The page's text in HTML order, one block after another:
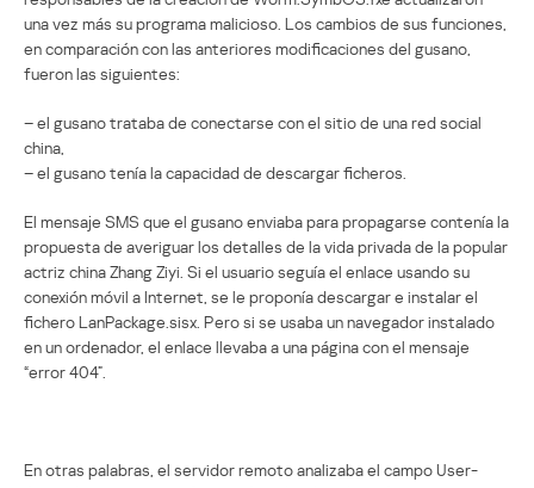
una vez más su programa malicioso. Los cambios de sus funciones,
en comparación con las anteriores modificaciones del gusano,
fueron las siguientes:
– el gusano trataba de conectarse con el sitio de una red social
china,
– el gusano tenía la capacidad de descargar ficheros.
El mensaje SMS que el gusano enviaba para propagarse contenía la
propuesta de averiguar los detalles de la vida privada de la popular
actriz china Zhang Ziyi. Si el usuario seguía el enlace usando su
conexión móvil a Internet, se le proponía descargar e instalar el
fichero LanPackage.sisx. Pero si se usaba un navegador instalado
en un ordenador, el enlace llevaba a una página con el mensaje
“error 404”.
En otras palabras, el servidor remoto analizaba el campo User-